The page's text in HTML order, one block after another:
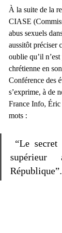
À la suite de la
CIASE
abus sexuels
aussitôt préciser
oublie qu’il
chrétienne en
Conférence des
s’exprime, à de
France Info,
mots :
République”.